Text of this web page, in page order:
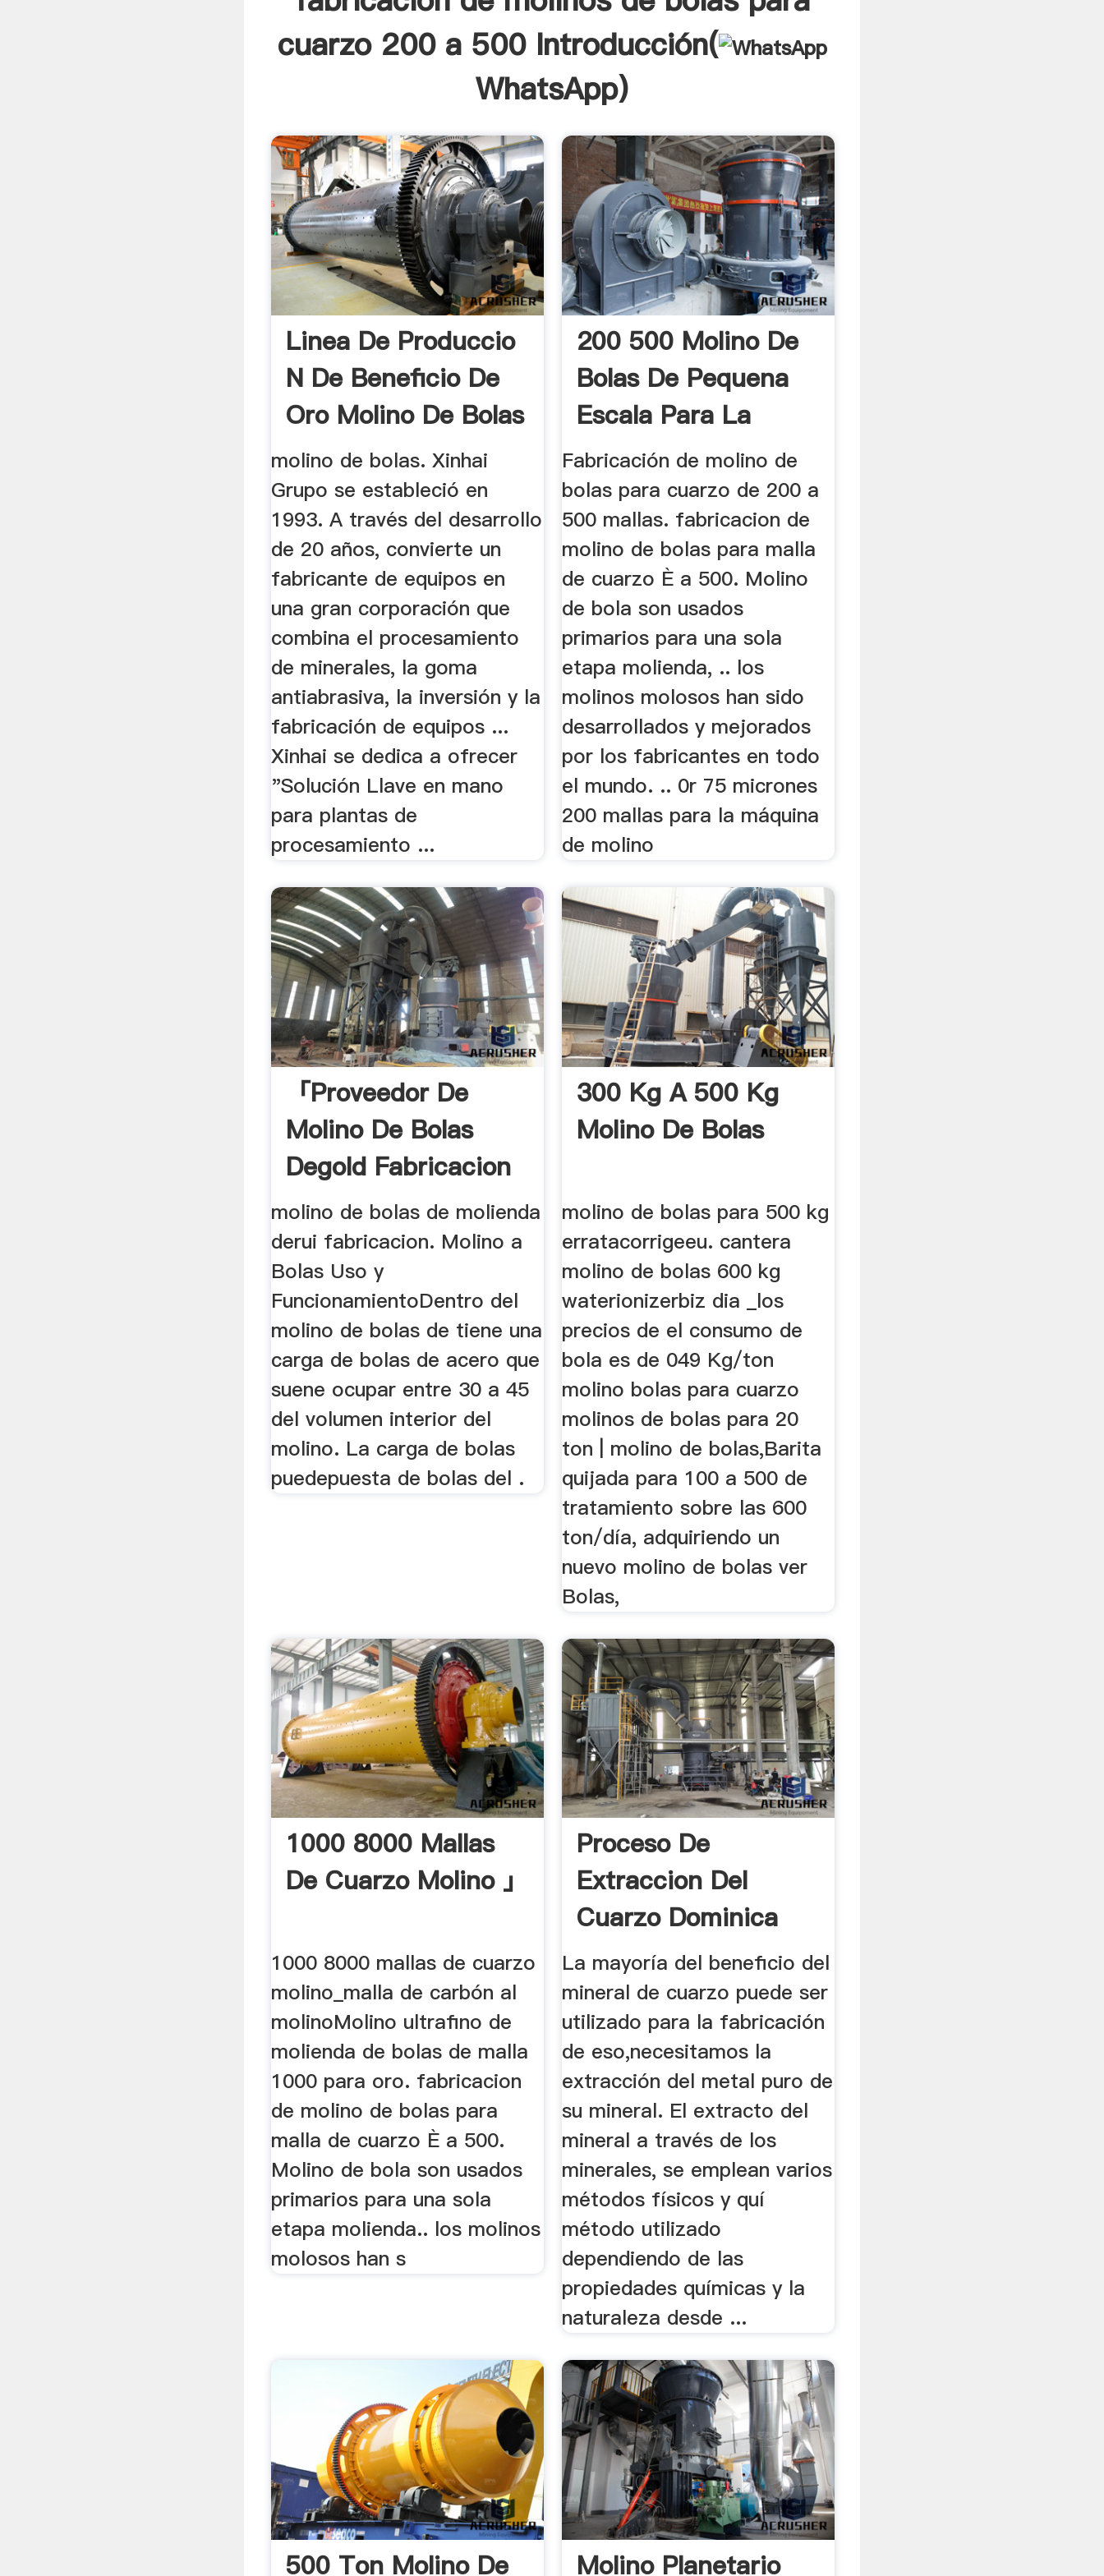
cuarzo 200 a 500 Introducción(
WhatsApp)
Linea De Produccio
N De Beneficio De
Oro Molino De Bolas
molino de bolas. Xinhai
Grupo se estableció en
1993. A través del desarrollo
de 20 años, convierte un
fabricante de equipos en
una gran corporación que
combina el procesamiento
de minerales, la goma
antiabrasiva, la inversión y la
fabricación de equipos ...
Xinhai se dedica a ofrecer
"Solución Llave en mano
para plantas de
procesamiento ...
200 500 Molino De
Bolas De Pequena
Escala Para La
Molienda ...
Fabricación de molino de
bolas para cuarzo de 200 a
500 mallas. fabricacion de
molino de bolas para malla
de cuarzo È a 500. Molino
de bola son usados
primarios para una sola
etapa molienda, .. los
molinos molosos han sido
desarrollados y mejorados
por los fabricantes en todo
el mundo. .. 0r 75 micrones
200 mallas para la máquina
de molino
「proveedor De
Molino De Bolas
Degold Fabricacion
Empresa」
molino de bolas de molienda
derui fabricacion. Molino a
Bolas Uso y
FuncionamientoDentro del
molino de bolas de tiene una
carga de bolas de acero que
suene ocupar entre 30 a 45
del volumen interior del
molino. La carga de bolas
puedepuesta de bolas del .
300 Kg A 500 Kg
Molino De Bolas
molino de bolas para 500 kg
erratacorrigeeu. cantera
molino de bolas 600 kg
waterionizerbiz dia _los
precios de el consumo de
bola es de 049 Kg/ton
molino bolas para cuarzo
molinos de bolas para 20
ton | molino de bolas,Barita
quijada para 100 a 500 de
tratamiento sobre las 600
ton/día, adquiriendo un
nuevo molino de bolas ver
Bolas,
1000 8000 Mallas
De Cuarzo Molino 」
1000 8000 mallas de cuarzo
molino_malla de carbón al
molinoMolino ultrafino de
molienda de bolas de malla
1000 para oro. fabricacion
de molino de bolas para
malla de cuarzo È a 500.
Molino de bola son usados
primarios para una sola
etapa molienda.. los molinos
molosos han s
Proceso De
Extraccion Del
Cuarzo Dominica
La mayoría del beneficio del
mineral de cuarzo puede ser
utilizado para la fabricación
de eso,necesitamos la
extracción del metal puro de
su mineral. El extracto del
mineral a través de los
minerales, se emplean varios
métodos físicos y quí
método utilizado
dependiendo de las
propiedades químicas y la
naturaleza desde ...
500 Ton Molino De Molino Planetario